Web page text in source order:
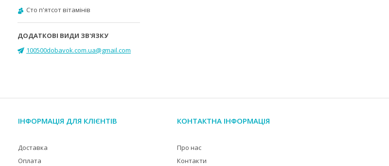
Cто п'ятсот вітамінів
100500dobavok.com.ua@gmail.com
ІНФОРМАЦІЯ ДЛЯ КЛІЄНТІВ
Доставка
Оплата
КОНТАКТНА ІНФОРМАЦІЯ
Про нас
Контакти